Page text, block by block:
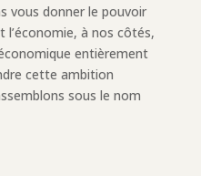
vous donner le pouvoir
à nos côtés,
entièrement
cette ambition
sous le nom